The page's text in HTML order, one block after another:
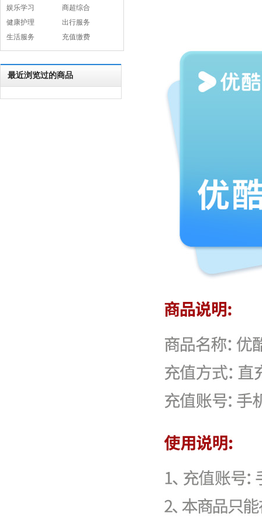
娱乐学习
商超综合
健康护理
出行服务
生活服务
充值缴费
最近浏览过的商品